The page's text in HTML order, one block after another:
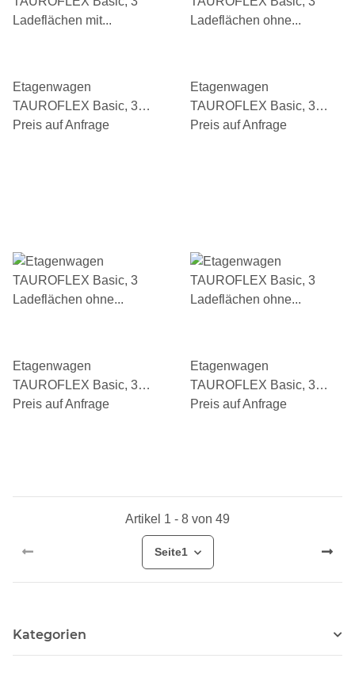
Etagenwagen
TAUROFLEX Basic, 3
Ladeflächen mit
Preis auf Anfrage
Etagenwagen
TAUROFLEX Basic, 3
Ladeflächen ohne
Preis auf Anfrage
Etagenwagen
TAUROFLEX Basic, 3
Ladeflächen ohne
Preis auf Anfrage
Etagenwagen
TAUROFLEX Basic, 3
Ladeflächen ohne
Preis auf Anfrage
Artikel 1 - 8 von 49
Seite1
Kategorien